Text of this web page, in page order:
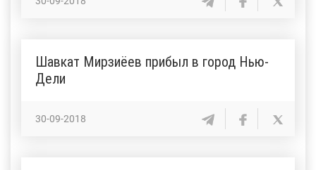
Шавкат Мирзиёев прибыл в город Нью-
Дели
30-09-2018